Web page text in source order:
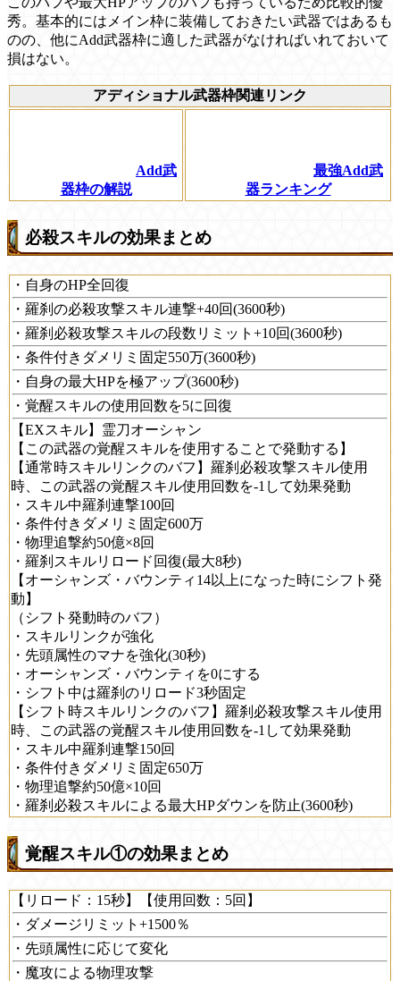
秀。基本的にはメイン枠に装備しておきたい武器ではあるも
のの、他にAdd武器枠に適した武器がなければいれておいて
損はない。
アディショナル武器枠関連リンク
Add武
器枠の解説
最強Add武
器ランキング
必殺スキルの効果まとめ
・自身のHP全回復
・羅刹の必殺攻撃スキル連撃+40回(3600秒)
・羅刹必殺攻撃スキルの段数リミット+10回(3600秒)
・条件付きダメリミ固定550万(3600秒)
・自身の最大HPを極アップ(3600秒)
・覚醒スキルの使用回数を5に回復
【EXスキル】霊刀オーシャン
【この武器の覚醒スキルを使用することで発動する】
【通常時スキルリンクのバフ】羅刹必殺攻撃スキル使用
時、この武器の覚醒スキル使用回数を-1して効果発動
・スキル中羅刹連撃100回
・条件付きダメリミ固定600万
・物理追撃約50億×8回
・羅刹スキルリロード回復(最大8秒)
【オーシャンズ・バウンティ14以上になった時にシフト発
動】
（シフト発動時のバフ）
・スキルリンクが強化
・先頭属性のマナを強化(30秒)
・オーシャンズ・バウンティを0にする
・シフト中は羅刹のリロード3秒固定
【シフト時スキルリンクのバフ】羅刹必殺攻撃スキル使用
時、この武器の覚醒スキル使用回数を-1して効果発動
・スキル中羅刹連撃150回
・条件付きダメリミ固定650万
・物理追撃約50億×10回
・羅刹必殺スキルによる最大HPダウンを防止(3600秒)
覚醒スキル①の効果まとめ
【リロード：15秒】【使用回数：5回】
・ダメージリミット+1500％
・先頭属性に応じて変化
・魔攻による物理攻撃